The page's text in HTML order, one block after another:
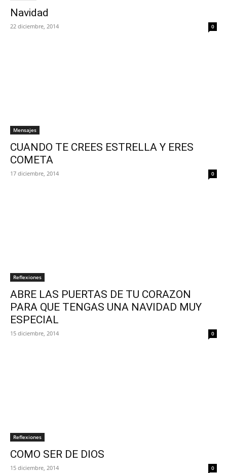
Navidad
22 diciembre, 2014 0
Mensajes
CUANDO TE CREES ESTRELLA Y ERES
COMETA
17 diciembre, 2014 0
Reflexiones
ABRE LAS PUERTAS DE TU CORAZON
PARA QUE TENGAS UNA NAVIDAD MUY
ESPECIAL
15 diciembre, 2014 0
Reflexiones
COMO SER DE DIOS
15 diciembre, 2014 0